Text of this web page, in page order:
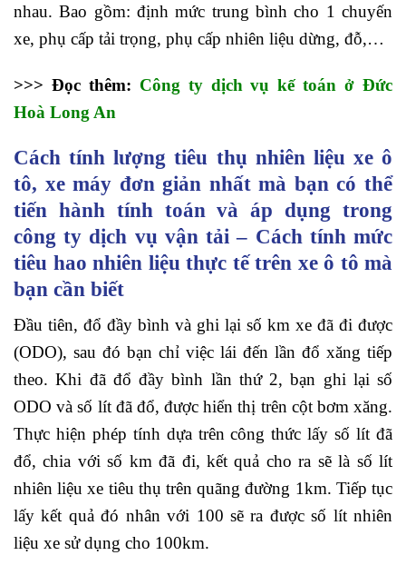
nhau. Bao gồm: định mức trung bình cho 1 chuyến
xe, phụ cấp tải trọng, phụ cấp nhiên liệu dừng, đỗ,…
>>> Đọc thêm: Công ty dịch vụ kế toán ở Đức
Hoà Long An
Cách tính lượng tiêu thụ nhiên liệu xe ô
tô, xe máy đơn giản nhất mà bạn có thể
tiến hành tính toán và áp dụng trong
công ty dịch vụ vận tải – Cách tính mức
tiêu hao nhiên liệu thực tế trên xe ô tô mà
bạn cần biết
Đầu tiên, đổ đầy bình và ghi lại số km xe đã đi được
(ODO), sau đó bạn chỉ việc lái đến lần đổ xăng tiếp
theo. Khi đã đổ đầy bình lần thứ 2, bạn ghi lại số
ODO và số lít đã đổ, được hiển thị trên cột bơm xăng.
Thực hiện phép tính dựa trên công thức lấy số lít đã
đổ, chia với số km đã đi, kết quả cho ra sẽ là số lít
nhiên liệu xe tiêu thụ trên quãng đường 1km. Tiếp tục
lấy kết quả đó nhân với 100 sẽ ra được số lít nhiên
liệu xe sử dụng cho 100km.